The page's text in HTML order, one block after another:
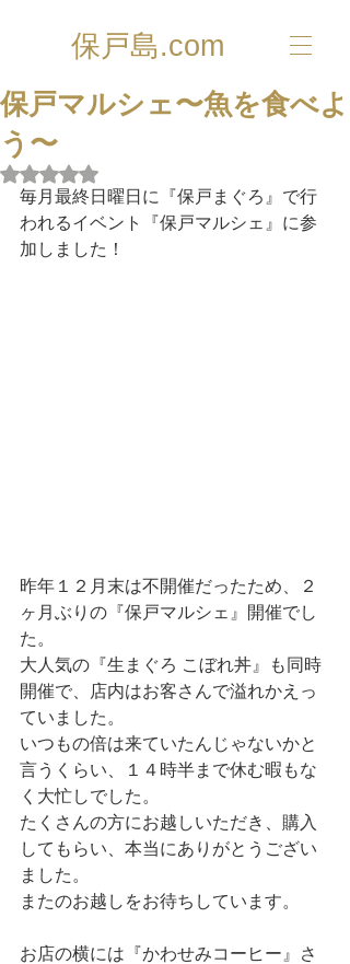
保戸島.com
保戸マルシェ〜魚を食べよ
う〜
5つ星のうちNaNと評価されています。
毎月最終日曜日に『保戸まぐろ』で行
われるイベント『保戸マルシェ』に参
加しました！
昨年１２月末は不開催だったため、２
ヶ月ぶりの『保戸マルシェ』開催でし
た。
大人気の『生まぐろ こぼれ丼』も同時
開催で、店内はお客さんで溢れかえっ
ていました。
いつもの倍は来ていたんじゃないかと
言うくらい、１４時半まで休む暇もな
く大忙しでした。
たくさんの方にお越しいただき、購入
してもらい、本当にありがとうござい
ました。
またのお越しをお待ちしています。
お店の横には『かわせみコーヒー』さ